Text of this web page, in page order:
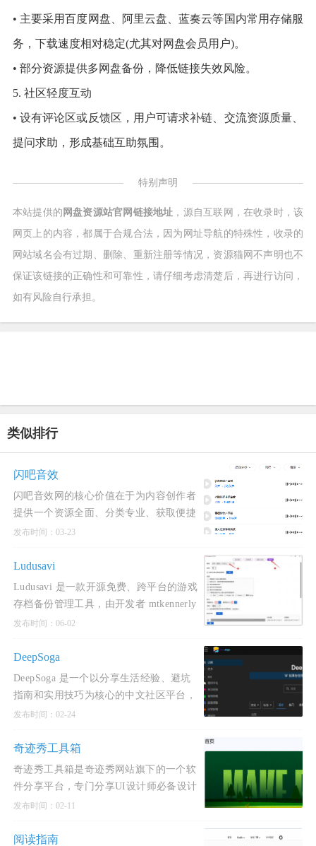
• 主要采用百度网盘、阿里云盘、蓝奏云等国内常用存储服
务，下载速度相对稳定(尤其对网盘会员用户)。
• 部分资源提供多网盘备份，降低链接失效风险。
5. 社区轻度互动
• 设有评论区或反馈区，用户可请求补链、交流资源质量、
提问求助，形成基础互助氛围。
特别声明
本站提供的 网盘资源站官网链接地址 ，源自互联网，在收录时，该
网页上的内容，都属于合规合法，因为网址导航的特殊性，收录的
网站域名会有过期、删除、重新注册等情况，资源猫网不声明也不
保证该链接的正确性和可靠性，请仔细考虑清楚后，再进行访问，
如有风险自行承担。
类似排行
闪吧音效
闪吧音效网的核心价值在于为内容创作者
提供一个资源全面、分类专业、获取便捷
的一站式音效素材解决方案。其优势在于
发布时间：03-23
Ludusavi
Ludusavi 是一款开源免费、跨平台的游戏
存档备份管理工具，由开发者 mtkennerly
使用 Rust 语言编写。
发布时间：06-02
DeepSoga
DeepSoga 是一个以分享生活经验、避坑
指南和实用技巧为核心的中文社区平台，
旨在通过互助交流传递互联网精神，让用
发布时间：02-24
奇迹秀工具箱
奇迹秀工具箱是奇迹秀网站旗下的一个软
件分享平台，专门分享UI设计师必备设计
工具及各类设计辅助神器。
发布时间：02-11
阅读指南